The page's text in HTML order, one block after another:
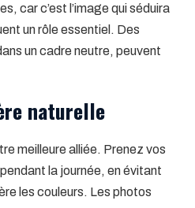
car c’est l’image qui séduira
un rôle essentiel. Des
un cadre neutre, peuvent
naturelle
meilleure alliée. Prenez vos
la journée, en évitant
les couleurs. Les photos